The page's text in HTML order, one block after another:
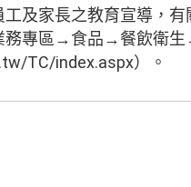
及家長之教育宣導，
專區→食品→餐飲衛生
TC/index.aspx）。